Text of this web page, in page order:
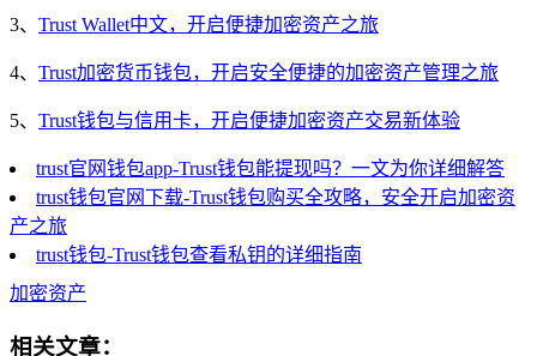
3、 Trust Wallet中文，开启便捷加密资产之旅
4、 Trust加密货币钱包，开启安全便捷的加密资产管理之旅
5、 Trust钱包与信用卡，开启便捷加密资产交易新体验
trust官网钱包app-Trust钱包能提现吗？一文为你详细解答
trust钱包官网下载-Trust钱包购买全攻略，安全开启加密资
产之旅
trust钱包-Trust钱包查看私钥的详细指南
加密资产
相关文章：